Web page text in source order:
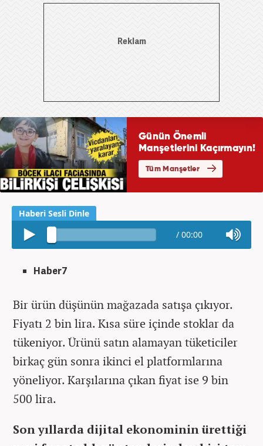
/ 00:00
Haber7
Bir ürün düşünün mağazada satışa çıkıyor.
Fiyatı 2 bin lira. Kısa süre içinde stoklar da
tükeniyor. Ürünü satın alamayan tüketiciler
birkaç gün sonra ikinci el platformlarına
yöneliyor. Karşılarına çıkan fiyat ise 9 bin
500 lira.
Son yıllarda dijital ekonominin ürettiği